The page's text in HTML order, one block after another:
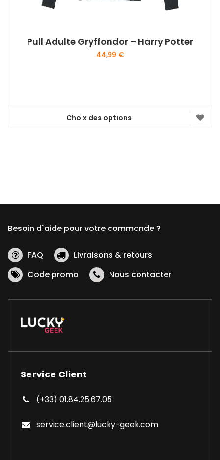
Pull Adulte Gryffondor – Harry Potter
44,99 €
Choix des options
Ce
peuvent
choisies
la
du
Besoin d`aide pour votre commande ?
FAQ
Livraisons & retours
Code promo
Nous contacter
Service Client
(+33) 01.84.25.67.05
service.client@lucky-geek.com